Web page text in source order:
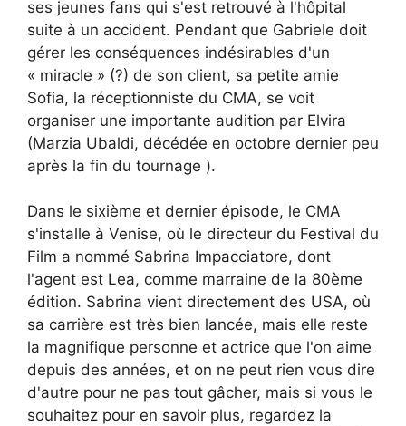
ses jeunes fans qui s'est retrouvé à l'hôpital
suite à un accident. Pendant que Gabriele doit
gérer les conséquences indésirables d'un
« miracle » (?) de son client, sa petite amie
Sofia, la réceptionniste du CMA, se voit
organiser une importante audition par Elvira
(Marzia Ubaldi, décédée en octobre dernier peu
après la fin du tournage ).
Dans le sixième et dernier épisode, le CMA
s'installe à Venise, où le directeur du Festival du
Film a nommé Sabrina Impacciatore, dont
l'agent est Lea, comme marraine de la 80ème
édition. Sabrina vient directement des USA, où
sa carrière est très bien lancée, mais elle reste
la magnifique personne et actrice que l'on aime
depuis des années, et on ne peut rien vous dire
d'autre pour ne pas tout gâcher, mais si vous le
souhaitez pour en savoir plus, regardez la